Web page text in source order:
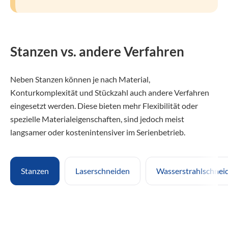
Stanzen vs. andere Verfahren
Neben Stanzen können je nach Material,
Konturkomplexität und Stückzahl auch andere Verfahren
eingesetzt werden. Diese bieten mehr Flexibilität oder
spezielle Materialeigenschaften, sind jedoch meist
langsamer oder kostenintensiver im Serienbetrieb.
Stanzen Laserschneiden